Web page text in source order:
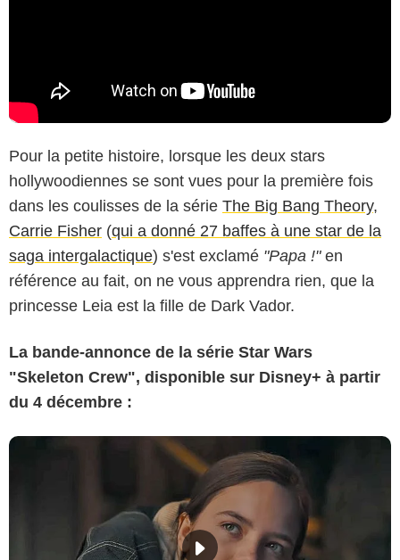
Pour la petite histoire, lorsque les deux stars
hollywoodiennes se sont vues pour la première fois
dans les coulisses de la série The Big Bang Theory,
Carrie Fisher (qui a donné 27 baffes à une star de la
saga intergalactique) s'est exclamé "Papa !"en
référence au fait, on ne vous apprendra rien, que la
princesse Leia est la fille de Dark Vador.
La bande-annonce de la série Star Wars
"Skeleton Crew", disponible sur Disney+ à partir
du 4 décembre :